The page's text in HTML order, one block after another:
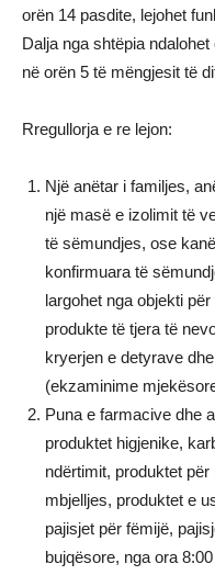
orën 14 pasdite, lejohet
Dalja nga shtëpia
në orën 5 të mëngjesit të
Rregullorja e re lejon:
Një anëtar i familjes,
një masë e izolimit të
të sëmundjes, ose
konfirmuara të
largohet nga objekti
produkte të tjera të
kryerjen e detyrave
(ekzaminime
Puna e farmacive dhe
produktet higjenike,
ndërtimit, produktet
mbjelljes, produktet e
pajisjet për fëmijë,
bujqësore, nga ora